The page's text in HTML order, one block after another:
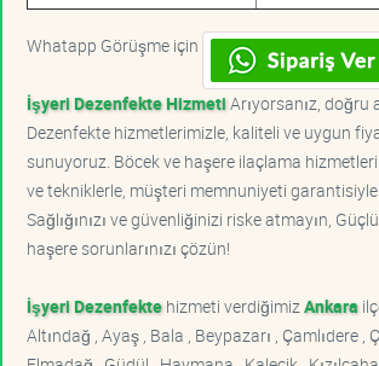
Whatapp Görüşme için
İşyeri Dezenfekte HizmetiArıyorsanız, doğru
Dezenfekte hizmetlerimizle, kaliteli ve uygun
sunuyoruz. Böcek ve haşere ilaçlama
ve tekniklerle, müşteri memnuniyeti
Sağlığınızı ve güvenliğinizi riske atmayın,
haşere sorunlarınızı çözün!
İşyeri Dezenfektehizmeti verdiğimiz Ankara
Altındağ , Ayaş , Bala , Beypazarı , Çamlıdere ,